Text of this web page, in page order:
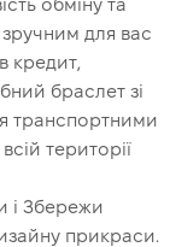
обміну та
для вас
кредит,
браслет зі
транспортними
території
і Збережи
прикраси.